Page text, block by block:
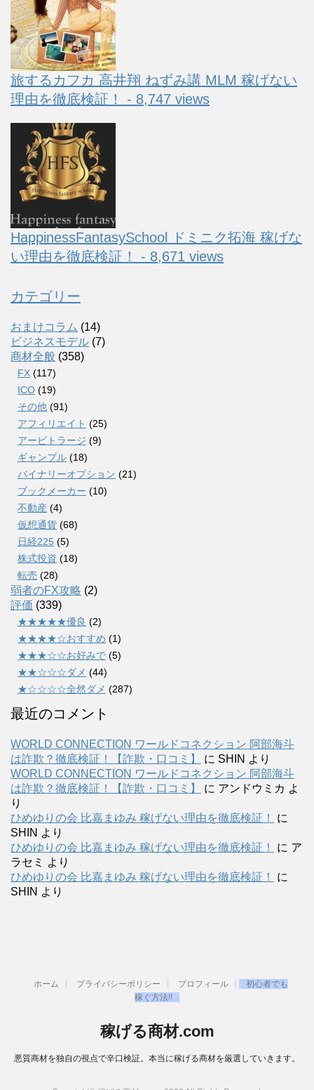
旅するカフカ 高井翔 ねずみ講 MLM 稼げない
理由を徹底検証！ - 8,747 views
HappinessFantasySchool ドミニク拓海 稼げな
い理由を徹底検証！ - 8,671 views
カテゴリー
おまけコラム (14)
ビジネスモデル (7)
商材全般 (358)
FX (117)
ICO (19)
その他 (91)
アフィリエイト (25)
アービトラージ (9)
ギャンブル (18)
バイナリーオプション (21)
ブックメーカー (10)
不動産 (4)
仮想通貨 (68)
日経225 (5)
株式投資 (18)
転売 (28)
弱者のFX攻略 (2)
評価 (339)
★★★★★優良 (2)
★★★★☆おすすめ (1)
★★★☆☆お好みで (5)
★★☆☆☆ダメ (44)
★☆☆☆☆全然ダメ (287)
最近のコメント
WORLD CONNECTION ワールドコネクション 阿部海斗
は詐欺？徹底検証！【詐欺・口コミ】
に SHIN より
WORLD CONNECTION ワールドコネクション 阿部海斗
は詐欺？徹底検証！【詐欺・口コミ】
に アンドウミカ よ
り
ひめゆりの会 比嘉まゆみ 稼げない理由を徹底検証！
に
SHIN より
ひめゆりの会 比嘉まゆみ 稼げない理由を徹底検証！
に ア
ラセミ
より
ひめゆりの会 比嘉まゆみ 稼げない理由を徹底検証！
に
SHIN より
ホーム プライバシーポリシー プロフィール
初心者でも
稼ぐ方法!!
稼げる商材.com
悪質商材を独自の視点で辛口検証。本当に稼げる商材を厳選していきます。